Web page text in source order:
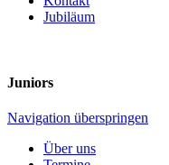
Jubiläum
Juniors
Navigation überspringen
Über uns